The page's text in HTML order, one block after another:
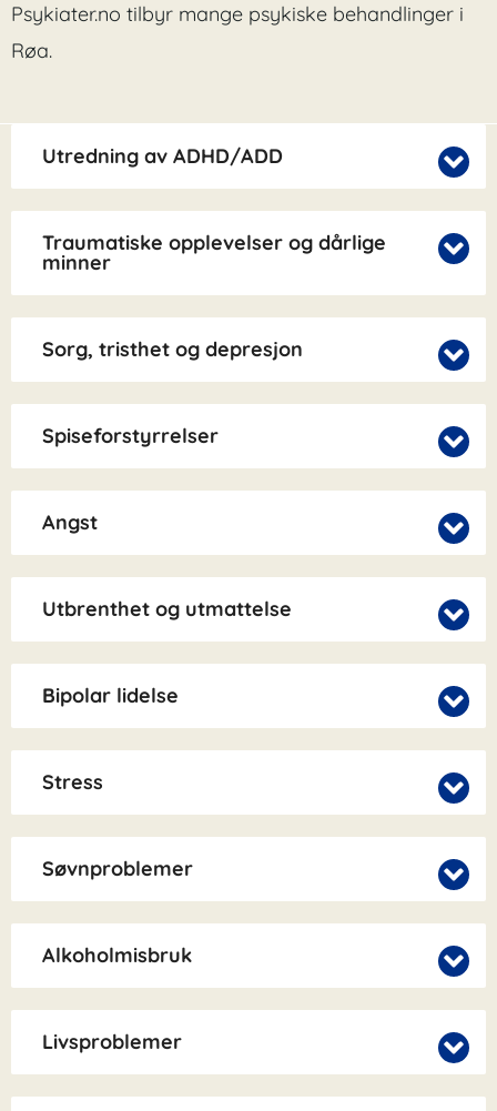
Psykiater.no tilbyr mange psykiske behandlinger i
Røa.
Utredning av ADHD/ADD
Traumatiske opplevelser og dårlige
minner
Sorg, tristhet og depresjon
Spiseforstyrrelser
Angst
Utbrenthet og utmattelse
Bipolar lidelse
Stress
Søvnproblemer
Alkoholmisbruk
Livsproblemer